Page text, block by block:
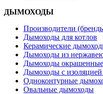
ДЫМОХОДЫ
Производители
Дымоходы для котлов
Керамические
Дымоходы из
Дымоходы окрашенные
Дымоходы с изоляцией
Одноконтурные
Овальные дымоходы